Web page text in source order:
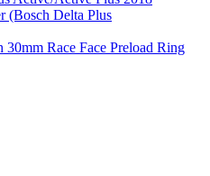
(Bosch Delta Plus
Race Face Preload Ring